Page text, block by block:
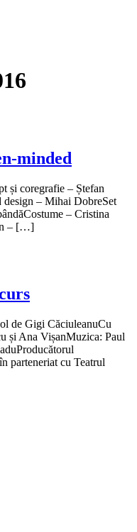
minded
și coregrafie – Ștefan
– Mihai DobreSet
– Cristina
– […]
de Gigi CăciuleanuCu
și Ana VișanMuzica: Paul
parteneriat cu Teatrul